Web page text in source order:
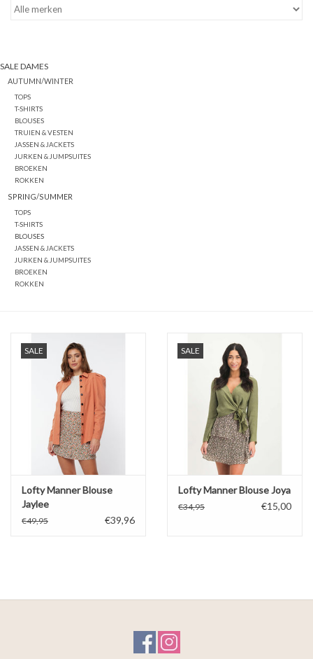
SALE DAMES
AUTUMN/WINTER
TOPS
T-SHIRTS
BLOUSES
TRUIEN & VESTEN
JASSEN & JACKETS
JURKEN & JUMPSUITES
BROEKEN
ROKKEN
SPRING/SUMMER
TOPS
T-SHIRTS
BLOUSES
JASSEN & JACKETS
JURKEN & JUMPSUITES
BROEKEN
ROKKEN
SALE
Lofty Manner Blouse
Jaylee
€49,95 €39,96
SALE
Lofty Manner Blouse Joya
€34,95 €15,00